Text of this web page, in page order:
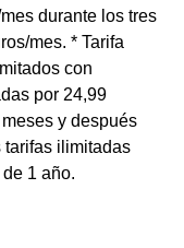
durante los tres
mes. * Tarifa
con
por 24,99
y después
tarifas ilimitadas
1 año.